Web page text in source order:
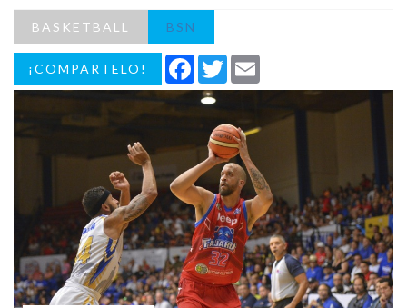
BASKETBALL BSN
¡COMPARTELO! Facebook
Twitter